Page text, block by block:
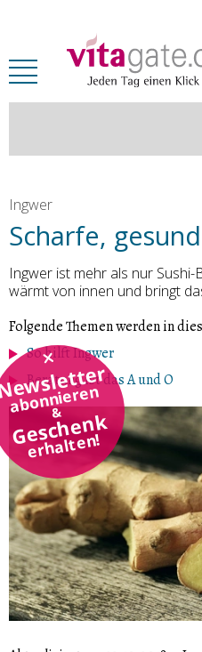
abonnieren
&
Geschenk
erhalten!
Ingwer
Scharfe,
Ingwer ist mehr als nur Sushi-
wärmt von innen und bringt
Folgende Themen werden in
So hilft Ingwer
Beratung ist das A und O